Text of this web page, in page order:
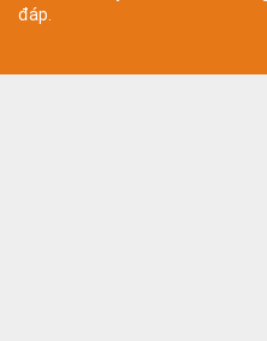
đáp.